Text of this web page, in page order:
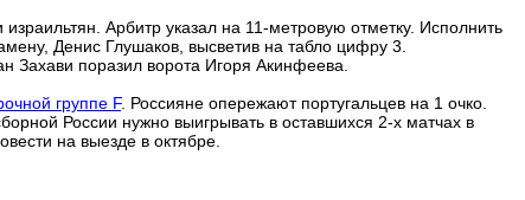
Арбитр указал на 11-метровую отметку. Исполнить
Денис Глушаков, высветив на табло цифру 3.
поразил ворота Игоря Акинфеева.
группе F. Россияне опережают португальцев на 1 очко.
России нужно выигрывать в оставшихся 2-х матчах в
на выезде в октябре.